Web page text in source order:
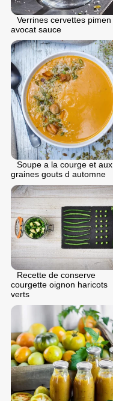
Verrines cervettes pimen
avocat sauce
Soupe a la courge et aux
graines gouts d automne
Recette de conserve
courgette oignon haricots
verts